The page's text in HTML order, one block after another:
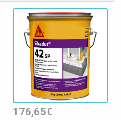
176,65€